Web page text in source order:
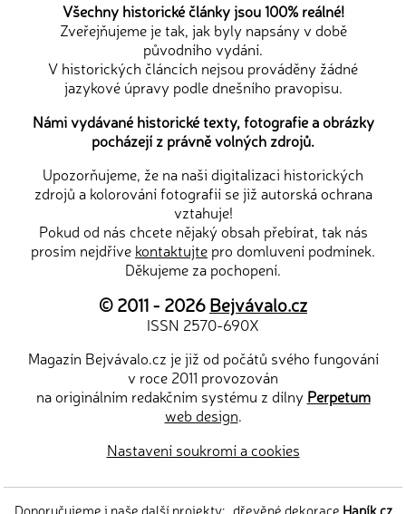
Všechny historické články jsou 100% reálné!
Zveřejňujeme je tak, jak byly napsány v době
původního vydání.
V historických článcích nejsou prováděny žádné
jazykové úpravy podle dnešního pravopisu.
Námi vydávané historické texty, fotografie a obrázky
pocházejí z právně volných zdrojů.
Upozorňujeme, že na naši digitalizaci historických
zdrojů a kolorování fotografií se již autorská ochrana
vztahuje!
Pokud od nás chcete nějaký obsah přebírat, tak nás
prosím nejdříve kontaktujte pro domluvení podmínek.
Děkujeme za pochopení.
© 2011 - 2026Bejvávalo.cz
ISSN 2570-690X
Magazín Bejvávalo.cz je již od počátů svého fungování
v roce 2011 provozován
na originálním redakčním systému z dílny Perpetum
web design.
Nastavení soukromí a cookies
Doporučujeme i naše další projekty: dřevěné dekorace Hapík.cz